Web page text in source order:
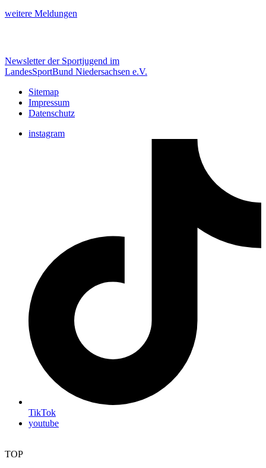
weitere Meldungen
Newsletter der Sportjugend im
LandesSportBund Niedersachsen e.V.
Sitemap
Impressum
Datenschutz
instagram
TikTok
youtube
TOP